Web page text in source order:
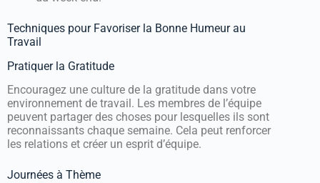
Techniques pour Favoriser la Bonne Humeur au
Travail
Pratiquer la Gratitude
Encouragez une culture de la gratitude dans votre
environnement de travail. Les membres de l’équipe
peuvent partager des choses pour lesquelles ils sont
reconnaissants chaque semaine. Cela peut renforcer
les relations et créer un esprit d’équipe.
Journées à Thème